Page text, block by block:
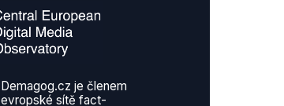
Demagog.cz je členem
evropské sítě fact-